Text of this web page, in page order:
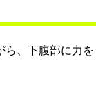
ら、下腹部に力を